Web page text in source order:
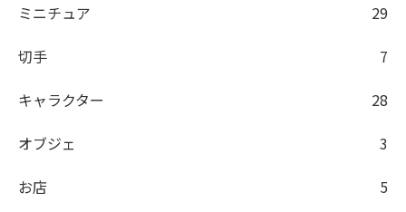
ミニチュア
29
切手
7
キャラクター
28
オブジェ
3
お店
5